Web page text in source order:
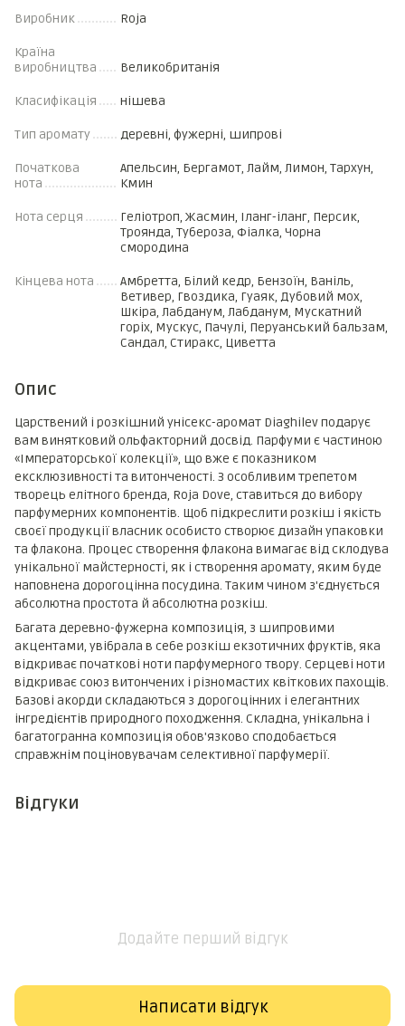
Виробник Roja
Країна
виробництва
Великобританія
Класифікація нішева
Тип аромату деревні, фужерні, шипрові
Початкова
нота
Апельсин, Бергамот, Лайм, Лимон, Тархун,
Кмин
Нота серця
Геліотроп, Жасмин, Іланг-іланг, Персик,
Троянда, Тубероза, Фіалка, Чорна
смородина
Кінцева нота
Амбретта, Білий кедр, Бензоїн, Ваніль,
Ветивер, Гвоздика, Гуаяк, Дубовий мох,
Шкіра, Лабданум, Лабданум, Мускатний
горіх, Мускус, Пачулі, Перуанський бальзам,
Сандал, Стиракс, Циветта
Опис
Царствений і розкішний унісекс-аромат Diaghilev подарує
вам винятковий ольфакторний досвід. Парфуми є частиною
«Імператорської колекції», що вже є показником
ексклюзивності та витонченості. З особливим трепетом
творець елітного бренда, Roja Dove, ставиться до вибору
парфумерних компонентів. Щоб підкреслити розкіш і якість
своєї продукції власник особисто створює дизайн упаковки
та флакона. Процес створення флакона вимагає від склодува
унікальної майстерності, як і створення аромату, яким буде
наповнена дорогоцінна посудина. Таким чином з'єднується
абсолютна простота й абсолютна розкіш.
Багата деревно-фужерна композиція, з шипровими
акцентами, увібрала в себе розкіш екзотичних фруктів, яка
відкриває початкові ноти парфумерного твору. Серцеві ноти
відкриває союз витончених і різномастих квіткових пахощів.
Базові акорди складаються з дорогоцінних і елегантних
інгредієнтів природного походження. Складна, унікальна і
багатогранна композиція обов'язково сподобається
справжнім поціновувачам селективної парфумерії.
Відгуки
Додайте перший відгук
Написати відгук